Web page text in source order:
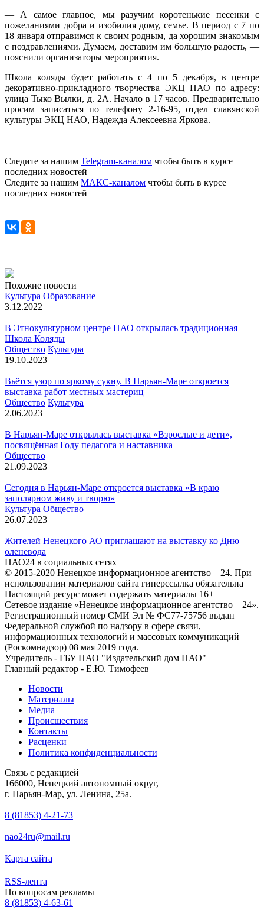
— А самое главное, мы разучим коротенькие песенки с
пожеланиями добра и изобилия дому, семье. В период с 7 по
18 января отправимся к своим родным, да хорошим знакомым
с поздравлениями. Думаем, доставим им большую радость, —
пояснили организаторы мероприятия.
Школа коляды будет работать с 4 по 5 декабря, в центре
декоративно-прикладного творчества ЭКЦ НАО по адресу:
улица Тыко Вылки, д. 2А. Начало в 17 часов. Предварительно
просим записаться по телефону 2-16-95, отдел славянской
культуры ЭКЦ НАО, Надежда Алексеевна Яркова.
Следите за нашим Telegram-каналом чтобы быть в курсе
последних новостей
Следите за нашим МАКС-каналом чтобы быть в курсе
последних новостей
Похожие новости
Культура Образование
3.12.2022
В Этнокультурном центре НАО открылась традиционная
Школа Коляды
Общество Культура
19.10.2023
Вьётся узор по яркому сукну. В Нарьян-Маре откроется
выставка работ местных мастериц
Общество Культура
2.06.2023
В Нарьян-Маре открылась выставка «Взрослые и дети»,
посвящённая Году педагога и наставника
Общество
21.09.2023
Сегодня в Нарьян-Маре откроется выставка «В краю
заполярном живу и творю»
Культура Общество
26.07.2023
Жителей Ненецкого АО приглашают на выставку ко Дню
оленевода
НАО24 в социальных сетях
© 2015-2020 Ненецкое информационное агентство – 24. При
использовании материалов сайта гиперссылка обязательна
Настоящий ресурс может содержать материалы 16+
Сетевое издание «Ненецкое информационное агентство – 24».
Регистрационный номер СМИ Эл № ФС77-75756 выдан
Федеральной службой по надзору в сфере связи,
информационных технологий и массовых коммуникаций
(Роскомнадзор) 08 мая 2019 года.
Учредитель - ГБУ НАО "Издательский дом НАО"
Главный редактор - Е.Ю. Тимофеев
Новости
Материалы
Медиа
Происшествия
Контакты
Расценки
Политика конфиденциальности
Связь с редакцией
166000, Ненецкий автономный округ,
г. Нарьян-Мар, ул. Ленина, 25а.
8 (81853) 4-21-73
nao24ru@mail.ru
Карта сайта
RSS-лента
По вопросам рекламы
8 (81853) 4-63-61